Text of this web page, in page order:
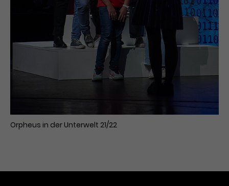
verschiedene Websites hinweg.
Orpheus in der Unterwelt 21/22